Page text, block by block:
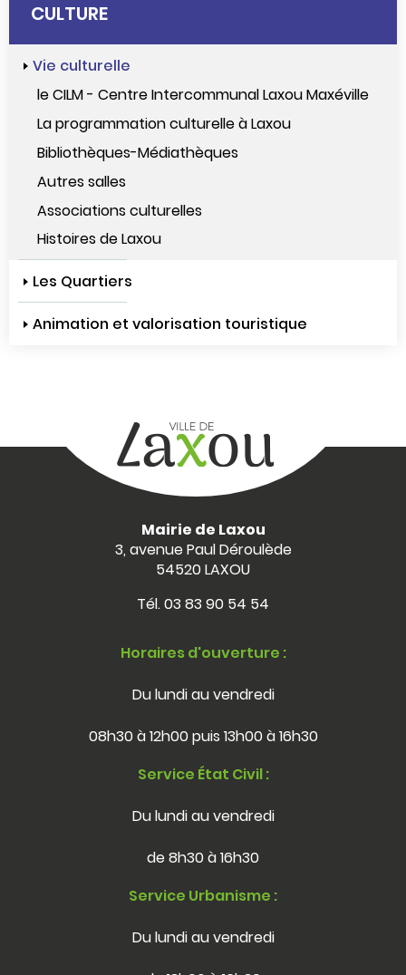
CULTURE
Vie culturelle
le CILM - Centre Intercommunal Laxou Maxéville
La programmation culturelle à Laxou
Bibliothèques-Médiathèques
Autres salles
Associations culturelles
Histoires de Laxou
Les Quartiers
Animation et valorisation touristique
Mairie de Laxou
3, avenue Paul Déroulède
54520 LAXOU
Tél.03 83 90 54 54
Horaires d'ouverture :
Du lundi au vendredi
08h30 à 12h00 puis 13h00 à 16h30
Service État Civil :
Du lundi au vendredi
de 8h30 à 16h30
Service Urbanisme :
Du lundi au vendredi